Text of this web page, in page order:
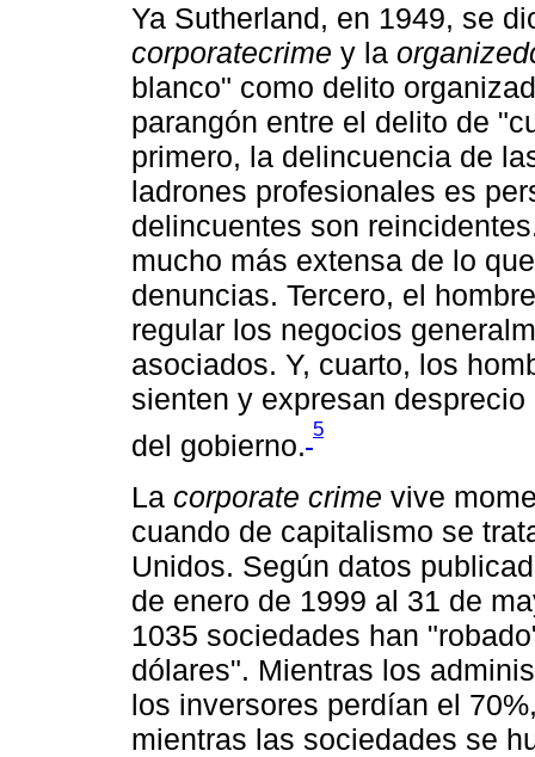
Ya Sutherland, en 1949, se
corporatecrime y la
blanco" como delito
parangón entre el delito de
primero, la delincuencia de
ladrones profesionales es
delincuentes son
mucho más extensa de lo
denuncias. Tercero, el
regular los negocios
asociados. Y, cuarto, los
sienten y expresan
del gobierno.
5
La corporate crime vive
cuando de capitalismo se
Unidos. Según datos
de enero de 1999 al 31 de
1035 sociedades han
dólares". Mientras los
los inversores perdían el
mientras las sociedades se